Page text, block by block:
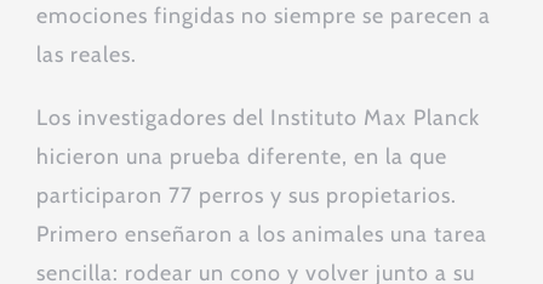
emociones fingidas no siempre se parecen a
las reales.
Los investigadores del Instituto Max Planck
hicieron una prueba diferente, en la que
participaron 77 perros y sus propietarios.
Primero enseñaron a los animales una tarea
sencilla: rodear un cono y volver junto a su